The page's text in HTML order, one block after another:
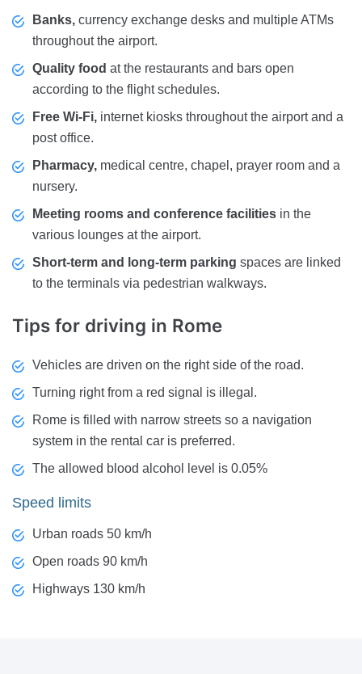
Banks, currency exchange desks and multiple ATMs
throughout the airport.
Quality food at the restaurants and bars open
according to the flight schedules.
Free Wi-Fi, internet kiosks throughout the airport and a
post office.
Pharmacy, medical centre, chapel, prayer room and a
nursery.
Meeting rooms and conference facilities in the
various lounges at the airport.
Short-term and long-term parking spaces are linked
to the terminals via pedestrian walkways.
Tips for driving in Rome
Vehicles are driven on the right side of the road.
Turning right from a red signal is illegal.
Rome is filled with narrow streets so a navigation
system in the rental car is preferred.
The allowed blood alcohol level is 0.05%
Speed limits
Urban roads 50 km/h
Open roads 90 km/h
Highways 130 km/h